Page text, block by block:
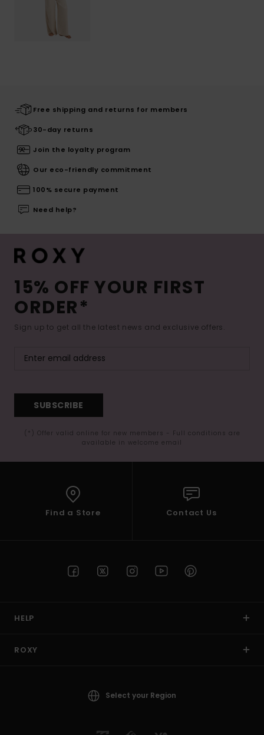
Free shipping and returns for members
30-day returns
Join the loyalty program
Our eco-friendly commitment
100% secure payment
Need help?
15% OFF YOUR FIRST
ORDER*
Sign up to get all the latest news and exclusive offers.
SUBSCRIBE
(*) Offer valid online for new members - Full conditions are
available in welcome email
Find a Store Contact Us
HELP
ROXY
Select your Region